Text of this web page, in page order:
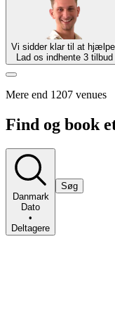
Vi sidder klar til at
Lad os indhente 3 tilbud
Mere end 1207 venues
Find og book
Danmark
Dato
•
Deltagere
Søg